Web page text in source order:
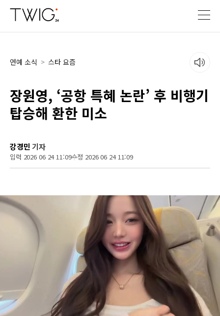
연예 소식 > 스타 요즘
장원영, ‘공항 특혜 논란’ 후 비행기
탑승해 환한 미소
강경민 기자
입력 2026 06 24 11:09수정 2026 06 24 11:09